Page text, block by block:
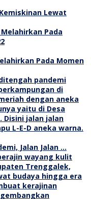
Lewat
Pada Momen
Jalan Jalan …